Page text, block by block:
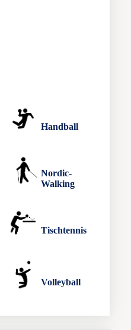
Handball
Nordic-
Walking
Tischtennis
Volleyball